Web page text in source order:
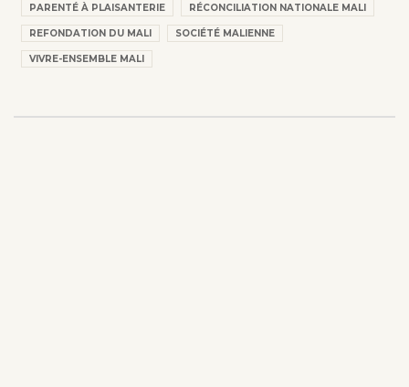
PARENTÉ À PLAISANTERIE RÉCONCILIATION NATIONALE MALI
REFONDATION DU MALI SOCIÉTÉ MALIENNE
VIVRE-ENSEMBLE MALI